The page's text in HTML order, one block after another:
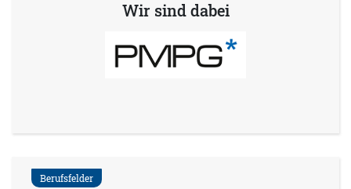
Wir sind dabei
Berufsfelder